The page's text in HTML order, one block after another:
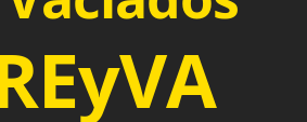
REyVA